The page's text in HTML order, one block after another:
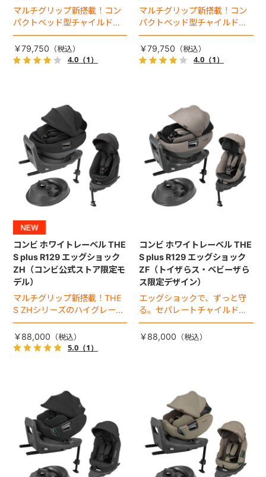
マルチグリップ新搭載！コン
パクトベッド型チャイルドシ
ート（2026年モデル）。
￥79,750
4.0（1）
マルチグリップ新搭載！コン
パクトベッド型チャイルドシ
ート（2026年モデル）。
￥79,750
4.0（1）
コンビ ホワイトレーベル THE
S plus R129 エッグショック
ZH（コンビ公式ストア限定モ
デル）
マルチグリップ新搭載！THE
S ZHシリーズのハイグレード
モデル（2026年モデル）。
￥88,000
5.0（1）
コンビ ホワイトレーベル THE
S plus R129 エッグショック
ZF（トイザらス・ベビーザら
ス限定デザイン）
エッグショックで、ずっと守
る。セパレートチャイルドシ
ートのハイグレードモデル。
￥88,000